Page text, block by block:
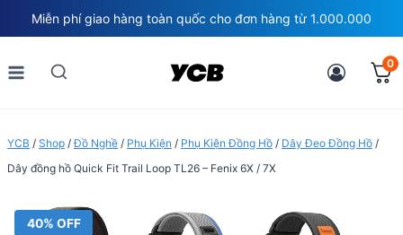
to
content
Miễn phí giao hàng toàn quốc cho đơn hàng từ 1.000.000
0
YCB / Shop /Đồ Nghề / Phụ Kiện / Phụ Kiện Đồng Hồ / Dây Đeo Đồng Hồ /
Dây đồng hồ Quick Fit Trail Loop TL26 – Fenix 6X / 7X
40% OFF